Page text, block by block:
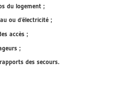
du logement ;
ou d’électricité ;
accès ;
;
des secours.